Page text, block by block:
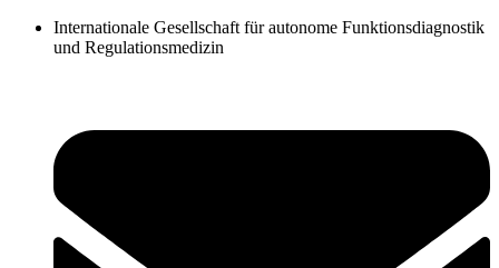
Zum
Internationale Gesellschaft für autonome Funktionsdiagnostik
und Regulationsmedizin